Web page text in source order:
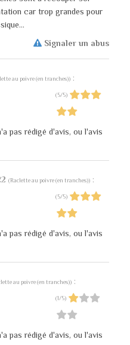
car trop grandes pour
Signaler un abus
au poivre (en tranches)) :
(5/5)
pas rédigé d'avis, ou l'avis
(Raclette au poivre (en tranches)) :
(5/5)
pas rédigé d'avis, ou l'avis
au poivre (en tranches)) :
(1/5)
pas rédigé d'avis, ou l'avis